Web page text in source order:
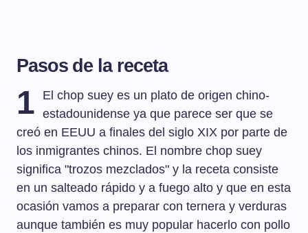
Pasos de la receta
1
El chop suey es un plato de origen chino-
estadounidense ya que parece ser que se
creó en EEUU a finales del siglo XIX por parte de
los inmigrantes chinos. El nombre chop suey
significa "trozos mezclados" y la receta consiste
en un salteado rápido y a fuego alto y que en esta
ocasión vamos a preparar con ternera y verduras
aunque también es muy popular hacerlo con pollo